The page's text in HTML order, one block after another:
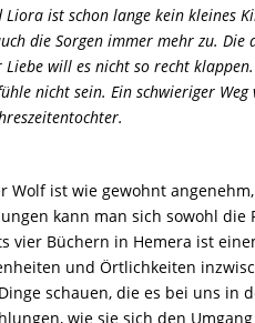
Liora ist schon lange kein kleines
die Sorgen immer mehr zu.
will es nicht so recht
nicht sein. Ein schwieriger
Wolf ist wie gewohnt
kann man sich sowohl die
vier Büchern in Hemera ist
und Örtlichkeiten
schauen, die es bei uns in
wie sie sich den